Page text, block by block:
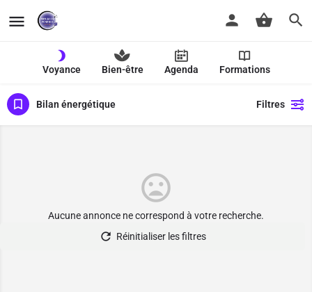
Voyance Bien-être Agenda Formations
Bilan énergétique Filtres
Aucune annonce ne correspond à votre recherche.
Réinitialiser les filtres